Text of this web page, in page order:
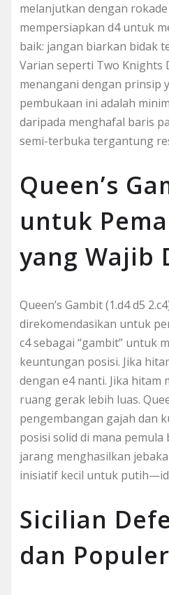
melanjutkan dengan
mempersiapkan d4 untuk
baik: jangan biarkan bidak
Varian seperti Two Knights
menangani dengan prinsip
pembukaan ini adalah
daripada menghafal baris
semi-terbuka tergantung
Queen’s
untuk
yang Wajib
Queen’s Gambit (1.d4 d5
direkomendasikan untuk
c4 sebagai “gambit” untuk
keuntungan posisi. Jika
dengan e4 nanti. Jika
ruang gerak lebih luas.
pengembangan gajah dan
posisi solid di mana pemula
jarang menghasilkan
inisiatif kecil untuk
Sicilian
dan Populer